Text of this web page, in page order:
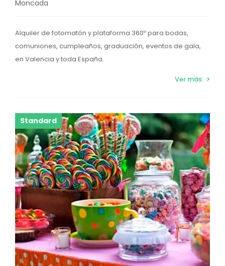
Moncada
Alquiler de fotomatón y plataforma 360º para bodas,
comuniones, cumpleaños, graduación, eventos de gala,
en Valencia y toda España.
Ver más
Standard